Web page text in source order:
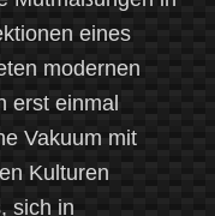
eines
modernen
erst einmal
Vakuum mit
Kulturen
sich in